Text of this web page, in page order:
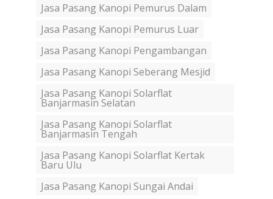
Jasa Pasang Kanopi Pemurus Dalam
Jasa Pasang Kanopi Pemurus Luar
Jasa Pasang Kanopi Pengambangan
Jasa Pasang Kanopi Seberang Mesjid
Jasa Pasang Kanopi Solarflat
Banjarmasin Selatan
Jasa Pasang Kanopi Solarflat
Banjarmasin Tengah
Jasa Pasang Kanopi Solarflat Kertak
Baru Ulu
Jasa Pasang Kanopi Sungai Andai